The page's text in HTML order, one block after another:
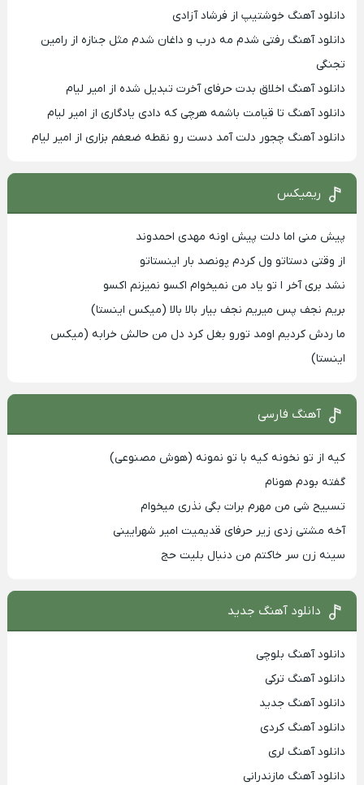
دانلود آهنگ خوشتیپ از فرشاد آزادی
دانلود آهنگ رفتی شدم مه درب و داغان شدم مثل جنازه از رامین
تجنگی
دانلود آهنگ اخلاق بدت حرفای آخرت تبدیل شده از امیر لیام
دانلود آهنگ تا قیامت باشمه هرچی که دادی یادگاری از امیر لیام
دانلود آهنگ چجور دلت آمد دست رو نقطه ضعفم بزاری از امیر لیام
ریمیکس
پیش منی اما دلت پیش اونه مهدی احمدوند
از وقتی دستاتو ول کردم پونصد بار اینستاتو
نشد بری آخر ا تو یاد من نمیخوام اکسو نمیزنم اکسو
بریم نجف پس میریم نجف بیار بالا بالا (میکس اینستا)
ما ردش کردیم اومد تورو بغل کرد دل من حالش خرابه (میکس
اینستا)
آهنگ فارسی
کیه از تو نخونه کیه با تو نمونه (هوش مصنوعی)
گفته بودم هونام
تسبیح شی من مهرم برات بگی نذری میخوام
آخه مشتی زدی زیر حرفای قدیمیت امیر شهرایینی
سینه زن سر خاکتم من دنبال بلیت حج
دانلود آهنگ جدید
دانلود آهنگ بلوچی
دانلود آهنگ ترکی
دانلود آهنگ جدید
دانلود آهنگ کردی
دانلود آهنگ لری
دانلود آهنگ مازندرانی